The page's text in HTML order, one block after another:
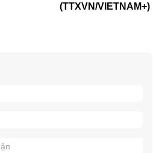
(TTXVN/VIETNAM+)